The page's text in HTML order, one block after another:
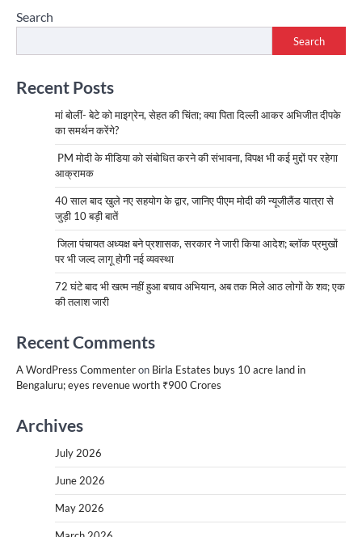
Search
Search
Recent Posts
मां बोलीं- बेटे को माइग्रेन, सेहत की चिंता; क्या पिता दिल्ली आकर अभिजीत दीपके
का समर्थन करेंगे?
PM मोदी के मीडिया को संबोधित करने की संभावना, विपक्ष भी कई मुद्दों पर रहेगा
आक्रामक
40 साल बाद खुले नए सहयोग के द्वार, जानिए पीएम मोदी की न्यूजीलैंड यात्रा से
जुड़ी 10 बड़ी बातें
जिला पंचायत अध्यक्ष बने प्रशासक, सरकार ने जारी किया आदेश; ब्लॉक प्रमुखों
पर भी जल्द लागू होगी नई व्यवस्था
72 घंटे बाद भी खत्म नहीं हुआ बचाव अभियान, अब तक मिले आठ लोगों के शव; एक
की तलाश जारी
Recent Comments
A WordPress Commenteron Birla Estates buys 10 acre land in
Bengaluru; eyes revenue worth ₹900 Crores
Archives
July 2026
June 2026
May 2026